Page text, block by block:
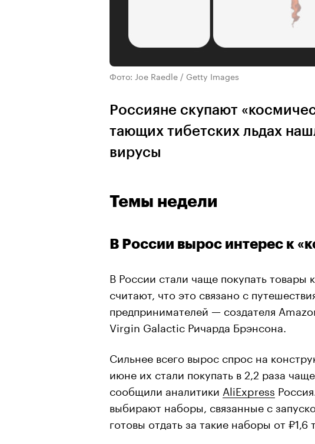
Фото: Joe Raedle / Getty Images
Россияне скупают
тающих тибетских льдах
вирусы
Темы недели
В России вырос интерес к
В России стали чаще покупать товары
считают, что это связано с
предпринимателей — создателя
Virgin Galactic Ричарда Брэнсона.
Сильнее всего вырос спрос на
июне их стали покупать в 2,2 раза
сообщили аналитики AliExpress
выбирают наборы, связанные с
готовы отдать за такие наборы от ₽1,6